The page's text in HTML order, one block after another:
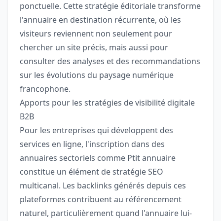
ponctuelle. Cette stratégie éditoriale transforme
l'annuaire en destination récurrente, où les
visiteurs reviennent non seulement pour
chercher un site précis, mais aussi pour
consulter des analyses et des recommandations
sur les évolutions du paysage numérique
francophone.
Apports pour les stratégies de visibilité digitale
B2B
Pour les entreprises qui développent des
services en ligne, l'inscription dans des
annuaires sectoriels comme Ptit annuaire
constitue un élément de stratégie SEO
multicanal. Les backlinks générés depuis ces
plateformes contribuent au référencement
naturel, particulièrement quand l'annuaire lui-